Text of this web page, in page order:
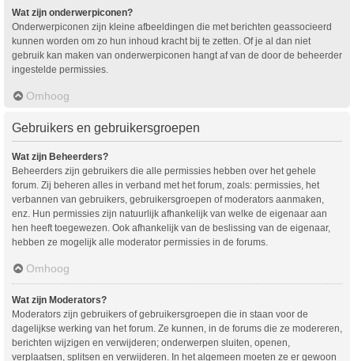
Wat zijn onderwerpiconen?
Onderwerpiconen zijn kleine afbeeldingen die met berichten geassocieerd
kunnen worden om zo hun inhoud kracht bij te zetten. Of je al dan niet
gebruik kan maken van onderwerpiconen hangt af van de door de beheerder
ingestelde permissies.
Omhoog
Gebruikers en gebruikersgroepen
Wat zijn Beheerders?
Beheerders zijn gebruikers die alle permissies hebben over het gehele
forum. Zij beheren alles in verband met het forum, zoals: permissies, het
verbannen van gebruikers, gebruikersgroepen of moderators aanmaken,
enz. Hun permissies zijn natuurlijk afhankelijk van welke de eigenaar aan
hen heeft toegewezen. Ook afhankelijk van de beslissing van de eigenaar,
hebben ze mogelijk alle moderator permissies in de forums.
Omhoog
Wat zijn Moderators?
Moderators zijn gebruikers of gebruikersgroepen die in staan voor de
dagelijkse werking van het forum. Ze kunnen, in de forums die ze modereren,
berichten wijzigen en verwijderen; onderwerpen sluiten, openen,
verplaatsen, splitsen en verwijderen. In het algemeen moeten ze er gewoon